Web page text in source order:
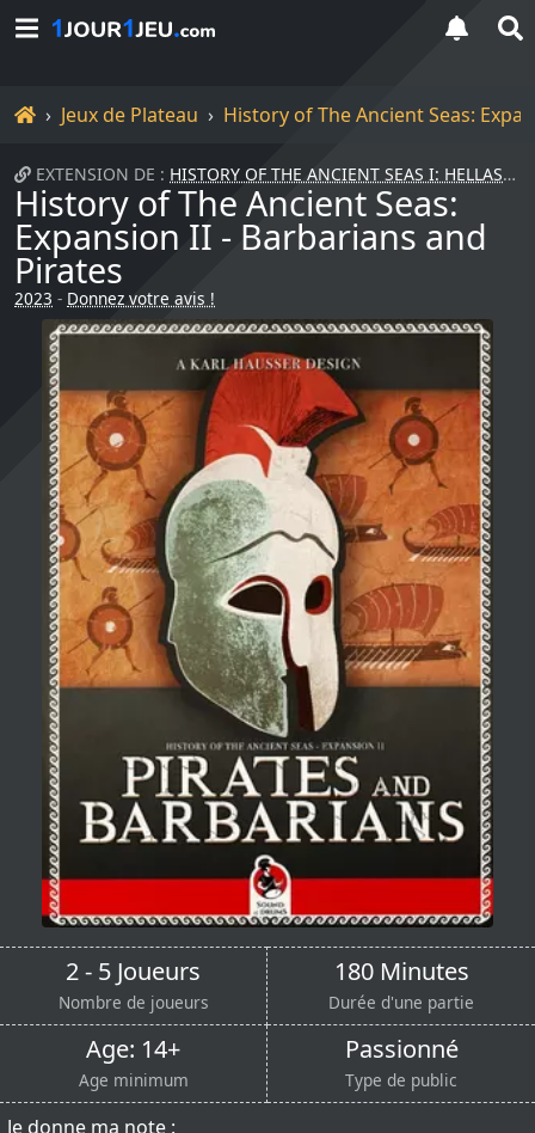
Accueil
Jeux de Plateau History of The Ancient Seas:
EXTENSION DE : HISTORY OF THE ANCIENT SEAS I: HELLAS
History of The Ancient Seas:
Expansion II - Barbarians and
Pirates
2023 - Donnez votre avis !
2 - 5 Joueurs
Nombre de joueurs
180 Minutes
Durée d'une partie
Age: 14+
Age minimum
Passionné
Type de public
Je donne ma note :